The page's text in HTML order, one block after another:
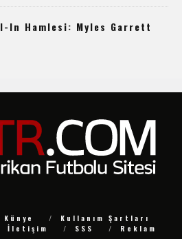
In Hamlesi: Myles Garrett
Künye
Kullanım Şartları
İletişim SSS Reklam